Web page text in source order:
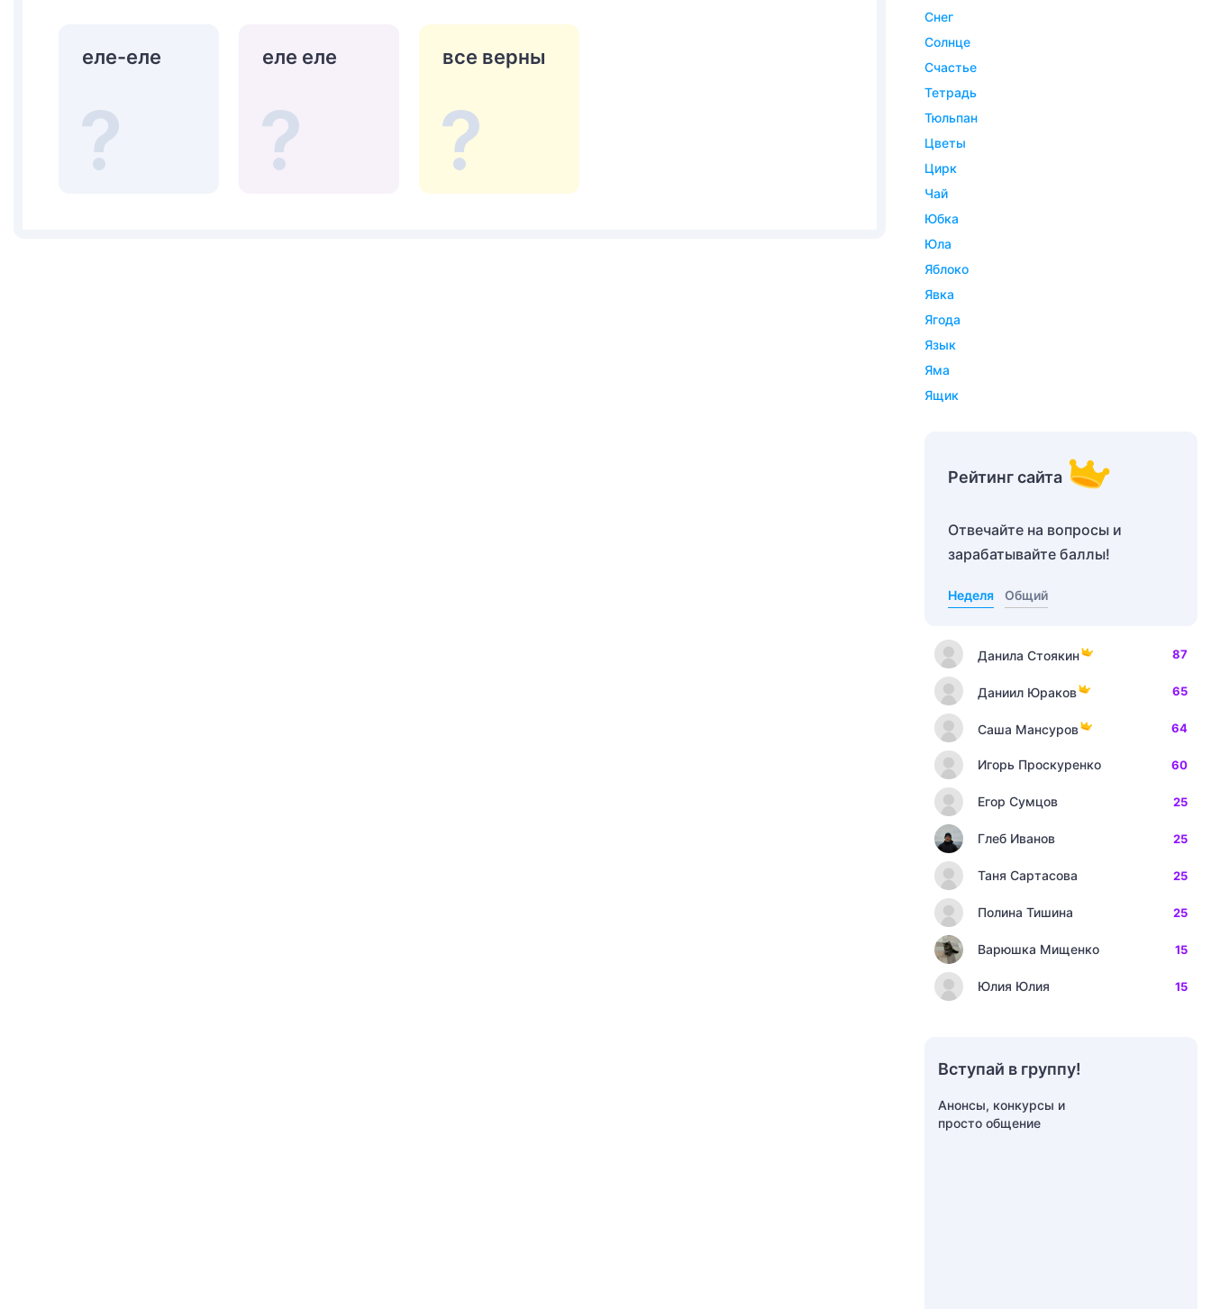
еле-еле еле еле все верны
снег
солнце
счастье
тетрадь
тюльпан
цветы
цирк
чай
юбка
юла
яблоко
явка
ягода
язык
яма
ящик
Рейтинг сайта
Отвечайте на вопросы и
зарабатывайте баллы!
Неделя Общий
Данила Стоякин 87
Даниил Юраков 65
Саша Мансуров 64
Игорь Проскуренко 60
Егор Сумцов 25
Глеб Иванов 25
Таня Сартасова 25
Полина Тишина 25
Варюшка Мищенко 15
Юлия Юлия 15
Вступай в группу!
Анонсы, конкурсы и
просто общение